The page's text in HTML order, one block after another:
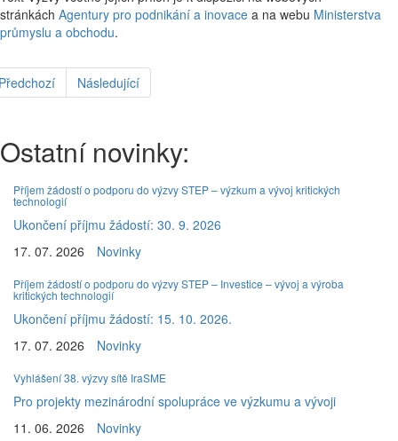
stránkách Agentury pro podnikání a inovace a na webu Ministerstva
průmyslu a obchodu.
Následující
Ostatní novinky:
Příjem žádostí o podporu do výzvy STEP – výzkum a vývoj kritických
technologií
Ukončení příjmu žádostí: 30. 9. 2026
17. 07. 2026
Novinky
Příjem žádostí o podporu do výzvy STEP – Investice – vývoj a výroba
kritických technologií
Ukončení příjmu žádostí: 15. 10. 2026.
17. 07. 2026
Novinky
Vyhlášení 38. výzvy sítě IraSME
Pro projekty mezinárodní spolupráce ve výzkumu a vývoji
11. 06. 2026
Novinky